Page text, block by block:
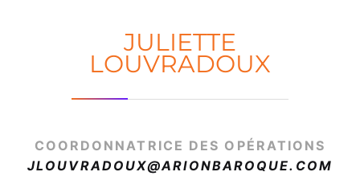
JULIETTE
LOUVRADOUX
COORDONNATRICE DES OPÉRATIONS
JLOUVRADOUX@ARIONBAROQUE.COM